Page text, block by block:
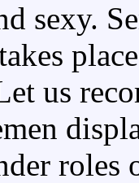
sexy.
us
roles